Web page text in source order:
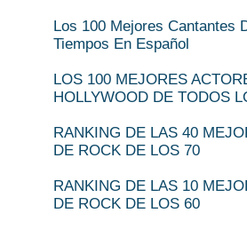
Los 100 Mejores Cantantes
Tiempos En Español
LOS 100 MEJORES
HOLLYWOOD DE TODOS
RANKING DE LAS 40
DE ROCK DE LOS 70
RANKING DE LAS 10
DE ROCK DE LOS 60